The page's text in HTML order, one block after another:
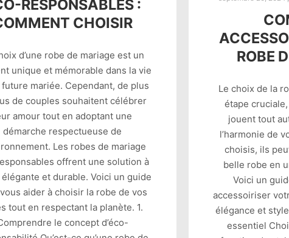
RESPONSABLES :
CHOISIR
d’une robe de mariage est un
unique et mémorable dans la vie
future mariée. Cependant, de plus
de couples souhaitent célébrer
amour tout en adoptant une
démarche respectueuse de
Les robes de mariage
offrent une solution à
et durable. Voici un guide
aider à choisir la robe de vos
tout en respectant la planète. 1.
le concept d’éco-
ROBE
Le choix de la
étape
jouent tout
l’harmonie de
choisis, ils
belle robe en
Voici un
accessoiriser
élégance et
essentiel